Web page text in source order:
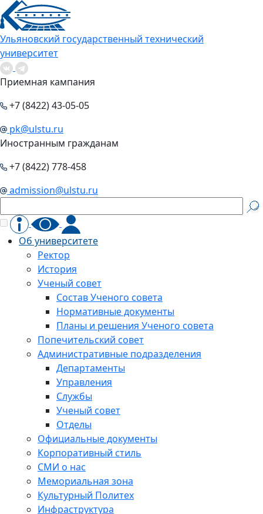
Ульяновский государственный технический
университет
Приемная кампания
+7 (8422) 43-05-05
pk@ulstu.ru
Иностранным гражданам
+7 (8422) 778-458
admission@ulstu.ru
Об университете
Ректор
История
Ученый совет
Состав Ученого совета
Нормативные документы
Планы и решения Ученого совета
Попечительский совет
Административные подразделения
Департаменты
Управления
Службы
Ученый совет
Отделы
Официальные документы
Корпоративный стиль
СМИ о нас
Мемориальная зона
Культурный Политех
Инфраструктура